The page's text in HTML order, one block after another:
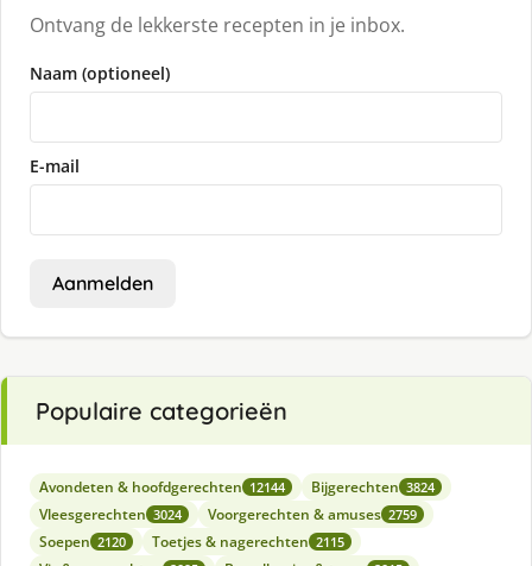
Ontvang de lekkerste recepten in je inbox.
Naam (optioneel)
E-mail
Aanmelden
Populaire categorieën
Avondeten & hoofdgerechten 12144 Bijgerechten 3824
Vleesgerechten 3024 Voorgerechten & amuses 2759
Soepen 2120 Toetjes & nagerechten 2115